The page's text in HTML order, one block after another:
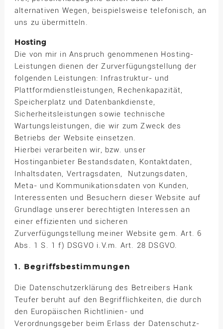
alternativen Wegen, beispielsweise telefonisch, an
uns zu übermitteln.
Hosting
Die von mir in Anspruch genommenen Hosting-
Leistungen dienen der Zurverfügungstellung der
folgenden Leistungen: Infrastruktur- und
Plattformdienstleistungen, Rechenkapazität,
Speicherplatz und Datenbankdienste,
Sicherheitsleistungen sowie technische
Wartungsleistungen, die wir zum Zweck des
Betriebs der Website einsetzen.
Hierbei verarbeiten wir, bzw. unser
Hostinganbieter Bestandsdaten, Kontaktdaten,
Inhaltsdaten, Vertragsdaten, Nutzungsdaten,
Meta- und Kommunikationsdaten von Kunden,
Interessenten und Besuchern dieser Website auf
Grundlage unserer berechtigten Interessen an
einer effizienten und sicheren
Zurverfügungstellung meiner Website gem. Art. 6
Abs. 1 S. 1 f) DSGVO i.V.m. Art. 28 DSGVO.
1. Begriffsbestimmungen
Die Datenschutzerklärung des Betreibers Hank
Teufer beruht auf den Begrifflichkeiten, die durch
den Europäischen Richtlinien- und
Verordnungsgeber beim Erlass der Datenschutz-